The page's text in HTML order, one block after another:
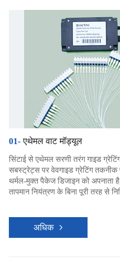
01-एथेमल वाट मॉड्यूल
सिंटाई से एथेमल सरणी तरंग गाइड
सबस्ट्रेट्स पर वेवगाइड ग्रेटिंग तकनीक
थर्मल-मुक्त पैकेज डिजाइन को अपनाता
तापमान नियंत्रण के बिना पूरी तरह से
अधिक